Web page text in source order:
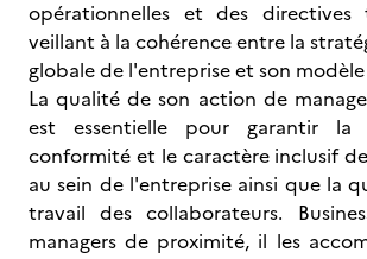
opérationnelles et des directives
veillant à la cohérence entre la
globale de l'entreprise et son
La qualité de son action de
est essentielle pour garantir la
conformité et le caractère inclusif
au sein de l'entreprise ainsi que la
travail des collaborateurs.
managers de proximité, il les